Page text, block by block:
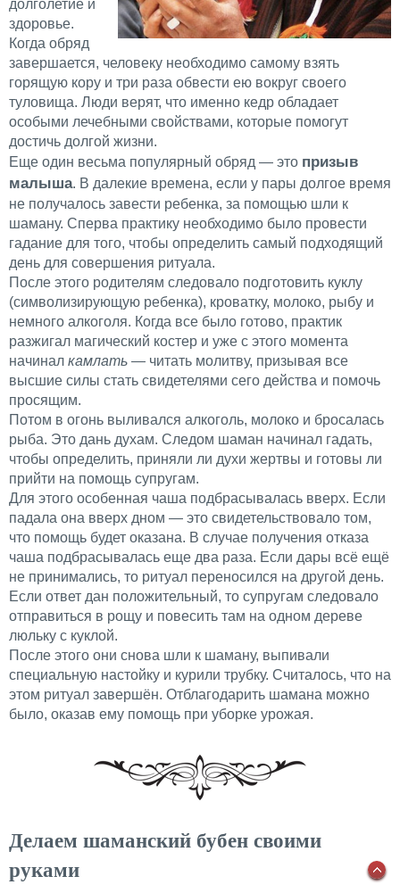
долголетие и
здоровье.
Когда обряд
завершается, человеку необходимо самому взять
горящую кору и три раза обвести ею вокруг своего
туловища. Люди верят, что именно кедр обладает
особыми лечебными свойствами, которые помогут
достичь долгой жизни.
Еще один весьма популярный обряд — это призыв
малыша. В далекие времена, если у пары долгое время
не получалось завести ребенка, за помощью шли к
шаману. Сперва практику необходимо было провести
гадание для того, чтобы определить самый подходящий
день для совершения ритуала.
После этого родителям следовало подготовить куклу
(символизирующую ребенка), кроватку, молоко, рыбу и
немного алкоголя. Когда все было готово, практик
разжигал магический костер и уже с этого момента
начинал камлать — читать молитву, призывая все
высшие силы стать свидетелями сего действа и помочь
просящим.
Потом в огонь выливался алкоголь, молоко и бросалась
рыба. Это дань духам. Следом шаман начинал гадать,
чтобы определить, приняли ли духи жертвы и готовы ли
прийти на помощь супругам.
Для этого особенная чаша подбрасывалась вверх. Если
падала она вверх дном — это свидетельствовало том,
что помощь будет оказана. В случае получения отказа
чаша подбрасывалась еще два раза. Если дары всё ещё
не принимались, то ритуал переносился на другой день.
Если ответ дан положительный, то супругам следовало
отправиться в рощу и повесить там на одном дереве
люльку с куклой.
После этого они снова шли к шаману, выпивали
специальную настойку и курили трубку. Считалось, что на
этом ритуал завершён. Отблагодарить шамана можно
было, оказав ему помощь при уборке урожая.
Делаем шаманский бубен своими
руками